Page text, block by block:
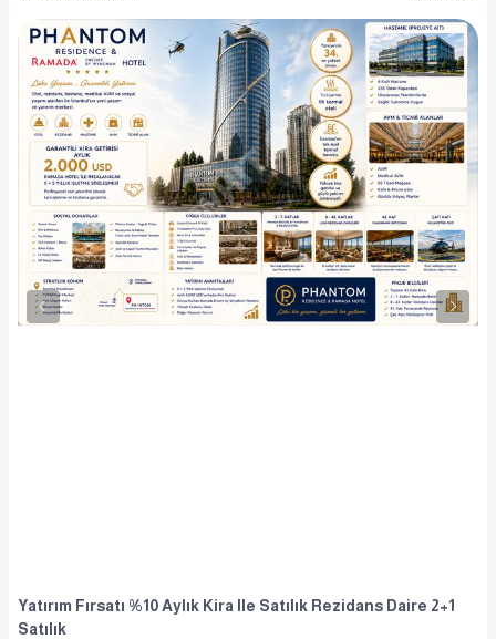
Yatırım Fırsatı %10 Aylık Kira Ile Satılık Rezidans Daire 2+1
Satılık